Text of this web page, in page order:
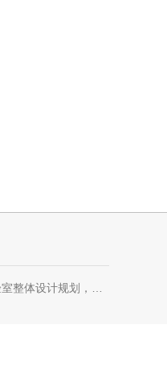
微生物室，无尘车间，理化生设备